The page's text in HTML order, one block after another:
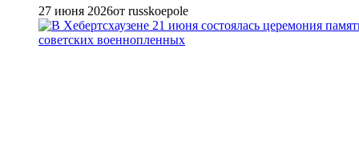
27 июня 2026от russkoepole